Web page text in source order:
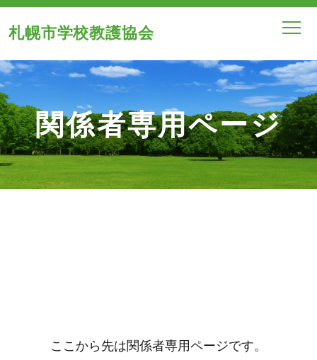
札幌市学校教護協会
関係者専用ページ
ここから先は関係者専用ページです。